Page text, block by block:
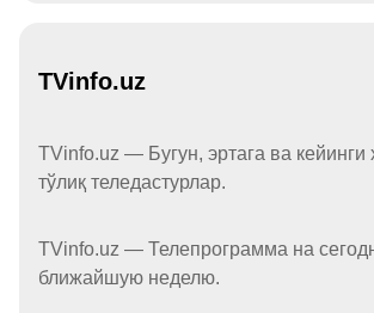
TVinfo.uz
TVinfo.uz — Бугун, эртага ва кейинги
тўлиқ теледастурлар.
TVinfo.uz — Телепрограмма на
ближайшую неделю.